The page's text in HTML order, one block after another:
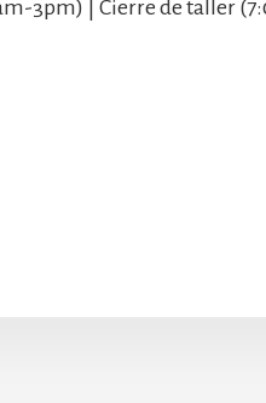
3pm) | Cierre de taller